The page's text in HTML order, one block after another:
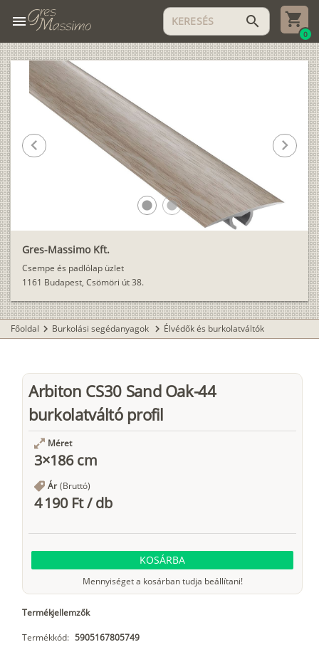
menu search
0
Gres-Massimo Kft.
Csempe és padlólap üzlet
1161 Budapest, Csömöri út 38.
lens lens
chevron_left chevron_right
Főoldal chevron_right Burkolási segédanyagok chevron_right Élvédők és burkolatváltók
Arbiton CS30 Sand Oak-44
burkolatváltó profil
Méret
3×186 cm
Ár (Bruttó)
4 190 Ft/db
KOSÁRBA
Mennyiséget a kosárban tudja beállítani!
Termékjellemzők
Termékkód: 5905167805749